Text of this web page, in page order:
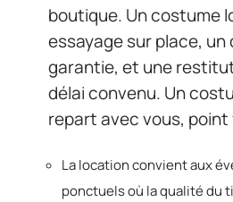
boutique. Un costume
essayage sur place, un
garantie, et une
délai convenu. Un
repart avec vous, point
La location convient aux
ponctuels où la qualité du